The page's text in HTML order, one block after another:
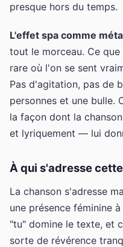
presque hors du temps.
L'effet spa comme
tout le morceau. Ce
rare où l'on se sent
Pas d'agitation, pas de
personnes et une bulle.
la façon dont la
et lyriquement — lui
À qui s'adresse
La chanson s'adresse
une présence féminine
"tu" domine le texte, et
sorte de révérence